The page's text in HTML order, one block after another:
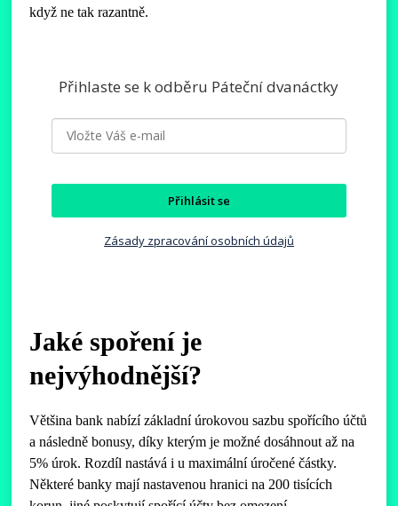
když ne tak razantně.
Přihlaste se k odběru Páteční dvanáctky
Přihlásit se
Zásady zpracování osobních údajů
Jaké spoření je
nejvýhodnější?
Většina bank nabízí základní úrokovou sazbu spořícího účtů
a následně bonusy, díky kterým je možné dosáhnout až na
5% úrok. Rozdíl nastává i u maximální úročené částky.
Některé banky mají nastavenou hranici na 200 tisících